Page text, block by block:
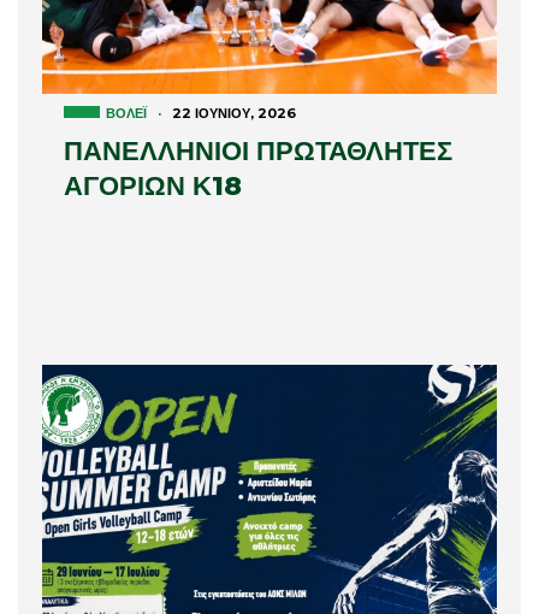
ΒΌΛΕΪ · 22 ΙΟΥΝΊΟΥ, 2026
ΠΑΝΕΛΛΗΝΙΟΙ ΠΡΩΤΑΘΛΗΤΕΣ
ΑΓΟΡΙΩΝ Κ18